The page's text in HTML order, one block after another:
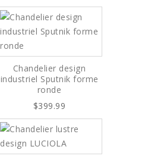
Chandelier design
industriel Sputnik forme
ronde
$399.99